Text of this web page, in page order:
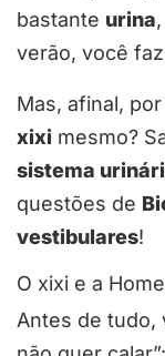
bastante urina
verão, você
Mas, afinal,
xixi mesmo?
sistema
questões de
vestibulares!
O xixi e a
Antes de tudo,